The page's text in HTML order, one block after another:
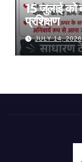
15 जुलाई को
प्रशिक्षण
JULY 14,